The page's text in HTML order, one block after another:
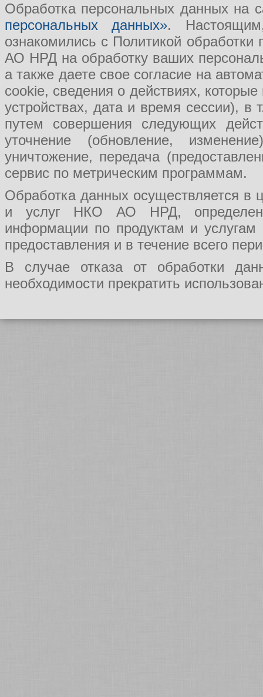
Обработка персональных данных на
персональных данных».
ознакомились с Политикой
АО НРД на обработку ваших
а также даете свое согласие на
cookie, сведения о действиях,
устройствах, дата и время сессии), в
путем совершения следующих
уточнение (обновление,
уничтожение, передача
сервис по метрическим программам.
Обработка данных осуществляется в
и услуг НКО АО НРД, определения
информации по продуктам и
предоставления и в течение всего
В случае отказа от обработки
необходимости прекратить